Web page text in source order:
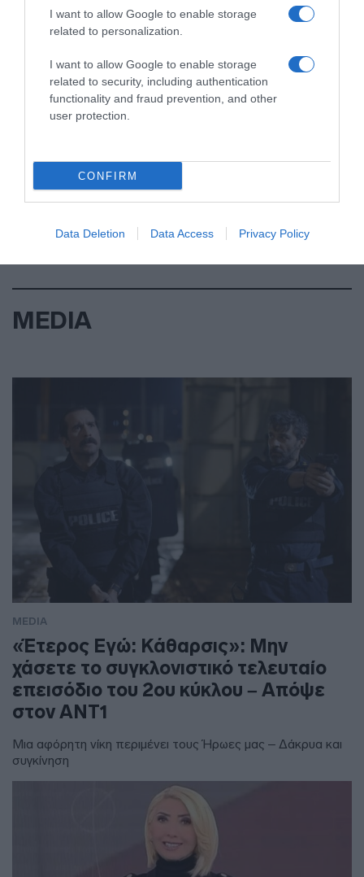
I want to allow Google to enable storage
related to personalization.
I want to allow Google to enable storage
related to security, including authentication
functionality and fraud prevention, and other
user protection.
CONFIRM
Data Deletion Data Access Privacy Policy
MEDIA
MEDIA
«Έτερος Εγώ: Κάθαρσις»: Μην
χάσετε το συγκλονιστικό τελευταίο
επεισόδιο του 2ου κύκλου – Απόψε
στον ΑΝΤ1
Μια αφόρητη νίκη περιμένει τους Ήρωες μας – Δάκρυα και
συγκίνηση